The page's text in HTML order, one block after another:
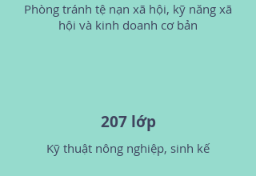
Phòng tránh tệ nạn xã hội, kỹ năng xã
hội và kinh doanh cơ bản
207 lớp
Kỹ thuật nông nghiệp, sinh kế